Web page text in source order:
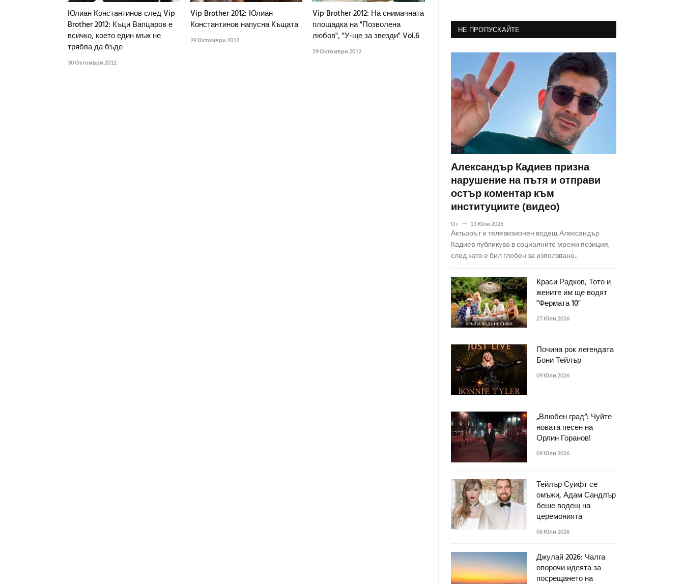
Юлиан Константинов след Vip
Brother 2012: Къци Вапцаров е
всичко, което един мъж не
трябва да бъде
30 Октомври 2012
Vip Brother 2012: Юлиан
Константинов напусна Къщата
29 Октомври 2012
Vip Brother 2012: На снимачната
площадка на "Позволена
любов", "У-ще за звезди" Vol.6
29 Октомври 2012
НЕ ПРОПУСКАЙТЕ
Александър Кадиев призна
нарушение на пътя и отправи
остър коментар към
институциите (видео)
От 13 Юли 2026
Актьорът и телевизионен водещ Александър
Кадиев публикува в социалните мрежи позиция,
след като е бил глобен за използване..
Краси Радков, Тото и
жените им ще водят
"Фермата 10"
27 Юли 2026
Почина рок легендата
Бони Тейлър
09 Юли 2026
„Влюбен град“: Чуйте
новата песен на
Орлин Горанов!
09 Юли 2026
Тейлър Суифт се
омъжи, Адам Сандлър
беше водещ на
церемонията
06 Юли 2026
Джулай 2026: Чалга
опорочи идеята за
посрещането на